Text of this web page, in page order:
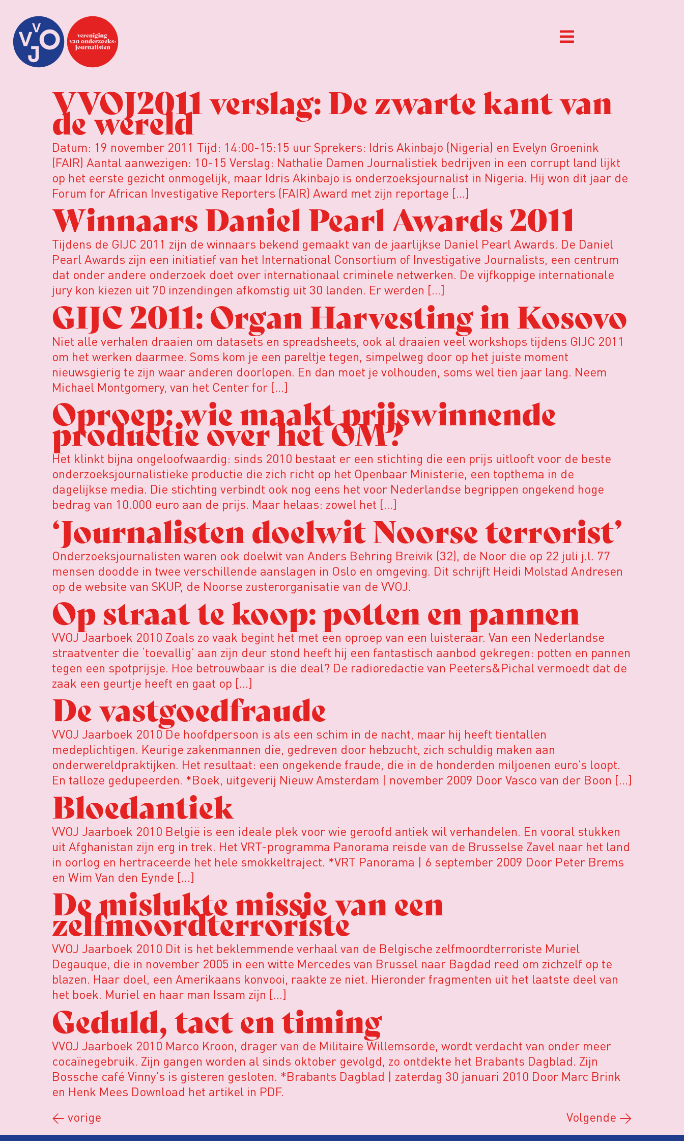
VVOJ2011 verslag: De zwarte kant van
de wereld
Datum: 19 november 2011 Tijd: 14:00-15:15 uur Sprekers: Idris Akinbajo (Nigeria) en Evelyn Groenink
(FAIR) Aantal aanwezigen: 10-15 Verslag: Nathalie Damen Journalistiek bedrijven in een corrupt land lijkt
op het eerste gezicht onmogelijk, maar Idris Akinbajo is onderzoeksjournalist in Nigeria. Hij won dit jaar de
Forum for African Investigative Reporters (FAIR) Award met zijn reportage […]
Winnaars Daniel Pearl Awards 2011
Tijdens de GIJC 2011 zijn de winnaars bekend gemaakt van de jaarlijkse Daniel Pearl Awards. De Daniel
Pearl Awards zijn een initiatief van het International Consortium of Investigative Journalists, een centrum
dat onder andere onderzoek doet over internationaal criminele netwerken. De vijfkoppige internationale
jury kon kiezen uit 70 inzendingen afkomstig uit 30 landen. Er werden […]
GIJC 2011: Organ Harvesting in Kosovo
Niet alle verhalen draaien om datasets en spreadsheets, ook al draaien veel workshops tijdens GIJC 2011
om het werken daarmee. Soms kom je een pareltje tegen, simpelweg door op het juiste moment
nieuwsgierig te zijn waar anderen doorlopen. En dan moet je volhouden, soms wel tien jaar lang. Neem
Michael Montgomery, van het Center for […]
Oproep: wie maakt prijswinnende
productie over het OM?
Het klinkt bijna ongeloofwaardig: sinds 2010 bestaat er een stichting die een prijs uitlooft voor de beste
onderzoeksjournalistieke productie die zich richt op het Openbaar Ministerie, een topthema in de
dagelijkse media. Die stichting verbindt ook nog eens het voor Nederlandse begrippen ongekend hoge
bedrag van 10.000 euro aan de prijs. Maar helaas: zowel het […]
‘Journalisten doelwit Noorse terrorist’
Onderzoeksjournalisten waren ook doelwit van Anders Behring Breivik (32), de Noor die op 22 juli j.l. 77
mensen doodde in twee verschillende aanslagen in Oslo en omgeving. Dit schrijft Heidi Molstad Andresen
op de website van SKUP, de Noorse zusterorganisatie van de VVOJ.
Op straat te koop: potten en pannen
VVOJ Jaarboek 2010 Zoals zo vaak begint het met een oproep van een luisteraar. Van een Nederlandse
straatventer die ‘toevallig’ aan zijn deur stond heeft hij een fantastisch aanbod gekregen: potten en pannen
tegen een spotprijsje. Hoe betrouwbaar is die deal? De radioredactie van Peeters&Pichal vermoedt dat de
zaak een geurtje heeft en gaat op […]
De vastgoedfraude
VVOJ Jaarboek 2010 De hoofdpersoon is als een schim in de nacht, maar hij heeft tientallen
medeplichtigen. Keurige zakenmannen die, gedreven door hebzucht, zich schuldig maken aan
onderwereldpraktijken. Het resultaat: een ongekende fraude, die in de honderden miljoenen euro’s loopt.
En talloze gedupeerden. *Boek, uitgeverij Nieuw Amsterdam | november 2009 Door Vasco van der Boon […]
Bloedantiek
VVOJ Jaarboek 2010 België is een ideale plek voor wie geroofd antiek wil verhandelen. En vooral stukken
uit Afghanistan zijn erg in trek. Het VRT-programma Panorama reisde van de Brusselse Zavel naar het land
in oorlog en hertraceerde het hele smokkeltraject. *VRT Panorama | 6 september 2009 Door Peter Brems
en Wim Van den Eynde […]
De mislukte missie van een
zelfmoordterroriste
VVOJ Jaarboek 2010 Dit is het beklemmende verhaal van de Belgische zelfmoordterroriste Muriel
Degauque, die in november 2005 in een witte Mercedes van Brussel naar Bagdad reed om zichzelf op te
blazen. Haar doel, een Amerikaans konvooi, raakte ze niet. Hieronder fragmenten uit het laatste deel van
het boek. Muriel en haar man Issam zijn […]
Geduld, tact en timing
VVOJ Jaarboek 2010 Marco Kroon, drager van de Militaire Willemsorde, wordt verdacht van onder meer
cocaïnegebruik. Zijn gangen worden al sinds oktober gevolgd, zo ontdekte het Brabants Dagblad. Zijn
Bossche café Vinny’s is gisteren gesloten. *Brabants Dagblad | zaterdag 30 januari 2010 Door Marc Brink
en Henk Mees Download het artikel in PDF.
← vorige Volgende →